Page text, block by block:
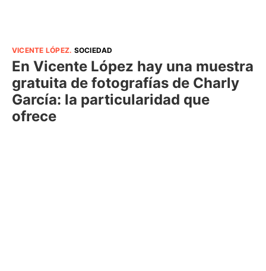
VICENTE LÓPEZ. SOCIEDAD
En Vicente López hay una muestra
gratuita de fotografías de Charly
García: la particularidad que
ofrece